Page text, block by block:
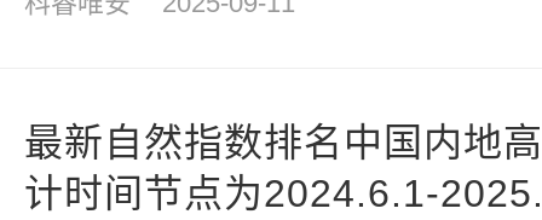
最新自然指数排名中国内地
计时间节点为2024.6.1-